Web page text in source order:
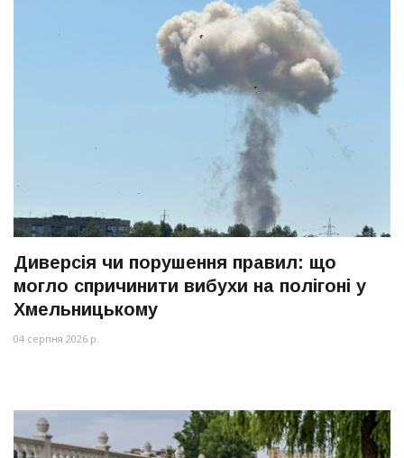
Диверсія чи порушення правил: що
могло спричинити вибухи на полігоні у
Хмельницькому
04 серпня 2026 р.